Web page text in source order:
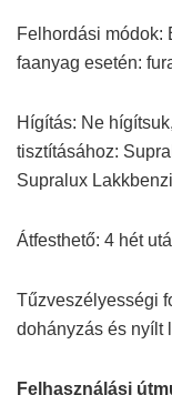
Felhordási módok:
faanyag esetén:
Hígítás: Ne
tisztításához:
Supralux
Átfesthető: 4 hét
Tűzveszélyességi
dohányzás és nyílt
Felhasználási